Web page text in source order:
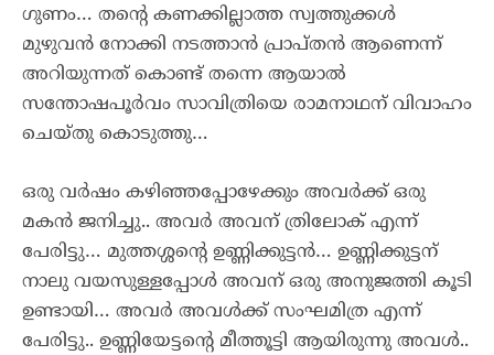
ഗുണം… തന്റെ കണക്കില്ലാത്ത സ്വത്തുക്കൾ
മുഴുവൻ നോക്കി നടത്താൻ പ്രാപ്തൻ ആണെന്ന്
അറിയുന്നത് കൊണ്ട് തന്നെ ആയാൽ
സന്തോഷപൂർവം സാവിത്രിയെ രാമനാഥന് വിവാഹം
ചെയ്തു കൊടുത്തു…
ഒരു വർഷം കഴിഞ്ഞപ്പോഴേക്കും അവർക്ക് ഒരു
മകൻ ജനിച്ചു.. അവർ അവന് ത്രിലോക് എന്ന്
പേരിട്ടു… മുത്തശ്ശന്റെ ഉണ്ണിക്കുട്ടൻ… ഉണ്ണിക്കുട്ടന്
നാലു വയസുള്ളപ്പോൾ അവന് ഒരു അനുജത്തി കൂടി
ഉണ്ടായി… അവർ അവൾക്ക് സംഘമിത്ര എന്ന്
പേരിട്ടു.. ഉണ്ണിയേട്ടന്റെ മീത്തൂട്ടി ആയിരുന്നു അവൾ..